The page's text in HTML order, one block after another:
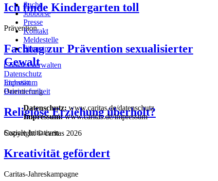
Ich finde Kindergarten toll
Prävention
Fachtag zur Prävention sexualisierter
Gewalt
Eichstätt
Orientierung
Religiöse Erziehung überholt?
Soziale Initiativen
Kreativität gefördert
Caritas-Jahreskampagne
Suche
Jobbörse
Presse
Kontakt
Meldestelle
Sitemap
Cookies verwalten
Datenschutz
Impressum
Barrierefreiheit
Datenschutz: www.caritas.de/datenschutz
Impressum:www.caritas.de/impressum
Copyright © caritas 2026